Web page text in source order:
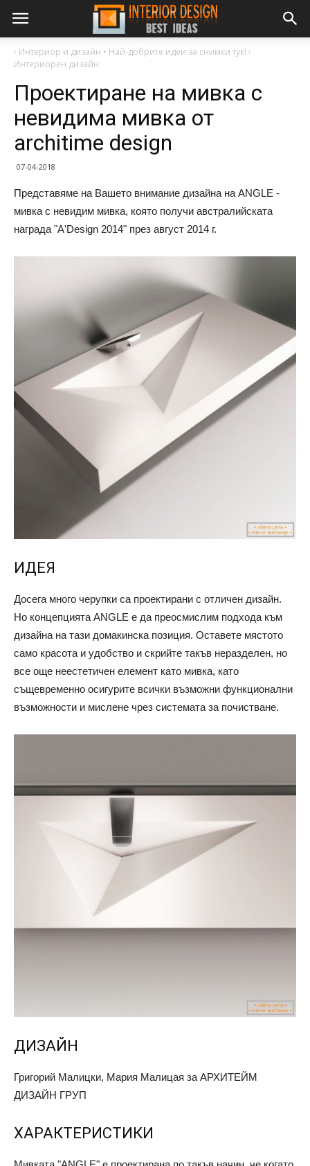
› Интериор и дизайн • Най-добрите идеи за снимки тук! ›
Интериорен дизайн
Проектиране на мивка с
невидима мивка от
architime design
07-04-2018
Представяме на Вашето внимание дизайна на ANGLE -
мивка с невидим мивка, която получи австралийската
награда "A'Design 2014" през август 2014 г.
ИДЕЯ
Досега много черупки са проектирани с отличен дизайн.
Но концепцията ANGLE е да преосмислим подхода към
дизайна на тази домакинска позиция. Оставете мястото
само красота и удобство и скрийте такъв неразделен, но
все още неестетичен елемент като мивка, като
същевременно осигурите всички възможни функционални
възможности и мислене чрез системата за почистване.
ДИЗАЙН
Григорий Малицки, Мария Малицая за АРХИТЕЙМ
ДИЗАЙН ГРУП
ХАРАКТЕРИСТИКИ